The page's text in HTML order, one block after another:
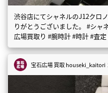
渋谷店にてシャネルのJ12クロ
りがとうございました。 #シ
広場買取り #腕時計 #時計 #査
宝石広場 買取houseki_kaitori